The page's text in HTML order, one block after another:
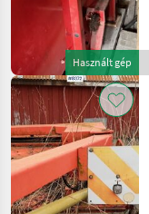
Használt gép